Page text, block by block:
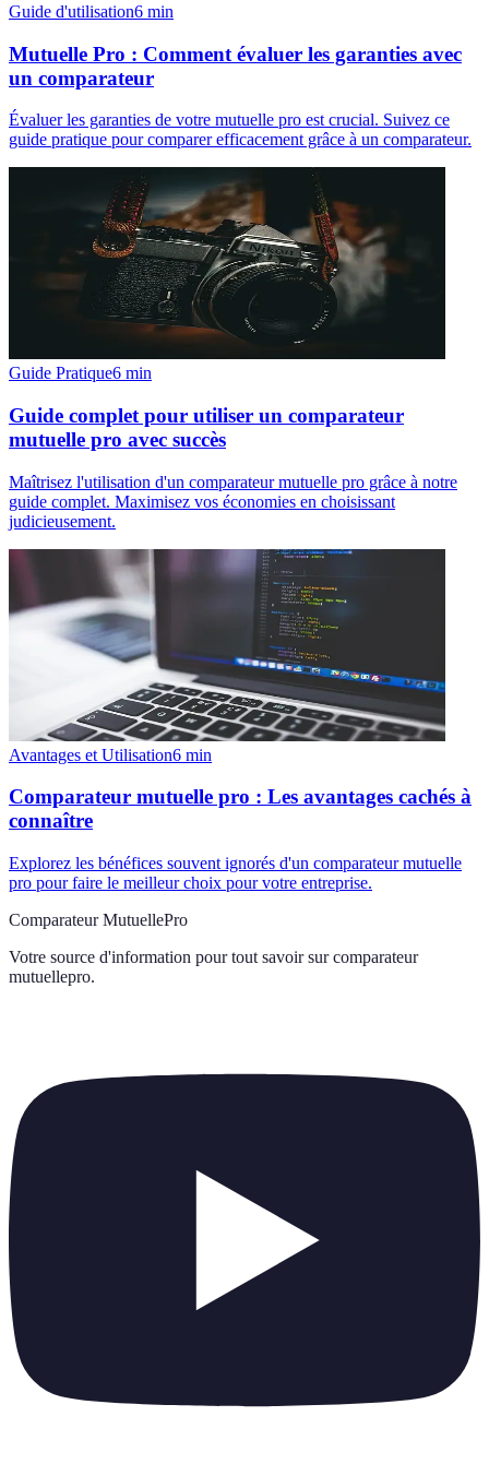
Guide d'utilisation6 min
Mutuelle Pro : Comment évaluer les garanties avec
un comparateur
Évaluer les garanties de votre mutuelle pro est crucial. Suivez ce
guide pratique pour comparer efficacement grâce à un comparateur.
Guide Pratique6 min
Guide complet pour utiliser un comparateur
mutuelle pro avec succès
Maîtrisez l'utilisation d'un comparateur mutuelle pro grâce à notre
guide complet. Maximisez vos économies en choisissant
judicieusement.
Avantages et Utilisation6 min
Comparateur mutuelle pro : Les avantages cachés à
connaître
Explorez les bénéfices souvent ignorés d'un comparateur mutuelle
pro pour faire le meilleur choix pour votre entreprise.
Comparateur MutuellePro
Votre source d'information pour tout savoir sur comparateur
mutuellepro.